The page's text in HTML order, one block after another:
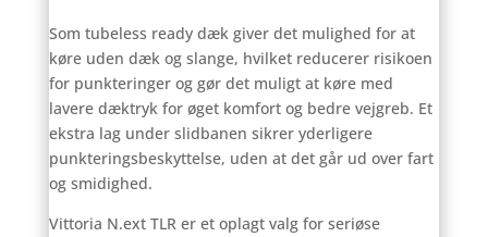
Som tubeless ready dæk giver det mulighed for at
køre uden dæk og slange, hvilket reducerer risikoen
for punkteringer og gør det muligt at køre med
lavere dæktryk for øget komfort og bedre vejgreb. Et
ekstra lag under slidbanen sikrer yderligere
punkteringsbeskyttelse, uden at det går ud over fart
og smidighed.
Vittoria N.ext TLR er et oplagt valg for seriøse